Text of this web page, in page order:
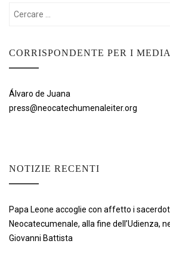
Cercare:
CORRISPONDENTE PER I MEDIA
Álvaro de Juana
press@neocatechumenaleiter.org
NOTIZIE RECENTI
Papa Leone accoglie con affetto i
Neocatecumenale, alla fine dell’Udienza,
Giovanni Battista